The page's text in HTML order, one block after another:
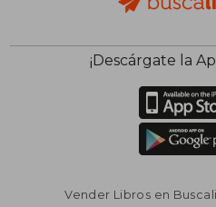
¡Descárgate la
Vender Libros en